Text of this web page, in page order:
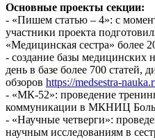
Основные проекты секции:
- «Пишем статью – 4»: с
участники проекта
«Медицинская сестра» более
- создание базы медицинских
день в базе более 700 статей,
обзоров https://medsestra-
- «МК-52»: проведение
коммуникации в МКНИЦ
- «Научные четверги»:
научным исследованиям в